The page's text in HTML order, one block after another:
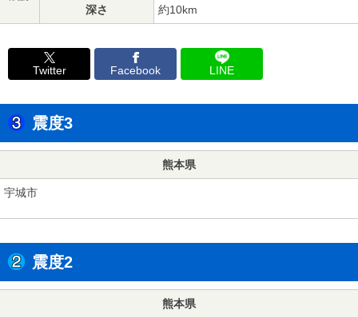
深さ 約10km
Twitter Facebook LINE
震度3
熊本県
宇城市
震度2
熊本県